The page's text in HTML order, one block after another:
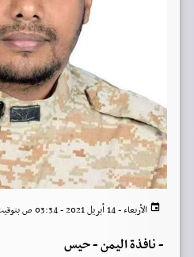
الأربعاء - 14 أبريل 2021 - 03:34 ص بتوقيت عدن
-نافذة اليمن - حيس